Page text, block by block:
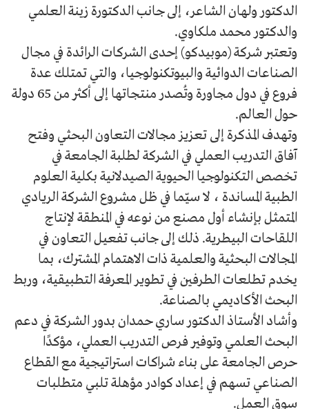
الدكتور ولهان الشاعر، إلى جانب الدكتورة زينة العلمي
والدكتور محمد ملكاوي.
وتعتبر شركة (موبيدكو) إحدى الشركات الرائدة في مجال
الصناعات الدوائية والبيوتكنولوجيا، والتي تمتلك عدة
فروع في دول مجاورة وتُصدر منتجاتها إلى أكثر من 65 دولة
حول العالم.
وتهدف المذكرة إلى تعزيز مجالات التعاون البحثي وفتح
آفاق التدريب العملي في الشركة لطلبة الجامعة في
تخصص التكنولوجيا الحيوية الصيدلانية بكلية العلوم
الطبية المساندة ، لا سيّما في ظل مشروع الشركة الريادي
المتمثل بإنشاء أول مصنع من نوعه في المنطقة لإنتاج
اللقاحات البيطرية. ذلك إلى جانب تفعيل التعاون في
المجالات البحثية والعلمية ذات الاهتمام المشترك، بما
يخدم تطلعات الطرفين في تطوير المعرفة التطبيقية، وربط
البحث الأكاديمي بالصناعة.
وأشاد الأستاذ الدكتور ساري حمدان بدور الشركة في دعم
البحث العلمي وتوفير فرص التدريب العملي، مؤكدًا
حرص الجامعة على بناء شراكات استراتيجية مع القطاع
الصناعي تسهم في إعداد كوادر مؤهلة تلبي متطلبات
سوق العمل.